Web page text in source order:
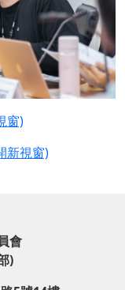
窗)
新視窗)
會
)